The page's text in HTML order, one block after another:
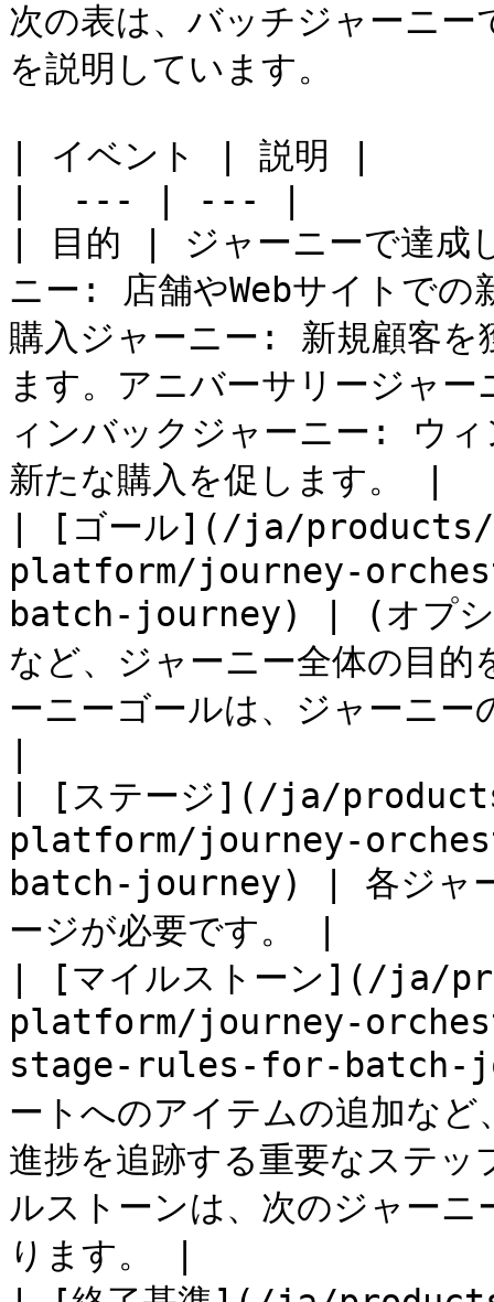
次の表は、バッチジャーニ
を説明しています。
| イベント | 説明 |
|  --- | --- |
| 目的 | ジャーニーで達成
ニー: 店舗やWebサイトでの
購入ジャーニー: 新規顧客を
ます。アニバーサリージャ
ィンバックジャーニー: ウィ
新たな購入を促します。 |
| [ゴール](/ja/
platform/journey-
batch-journey) | (オプシ
など、ジャーニー全体の目
ーニーゴールは、ジャーニ
| [ステージ](/ja/
platform/journey-
batch-journey) | 各ジャー
ージが必要です。 |
| [マイルストーン](/ja/
platform/journey-
stage-rules-for-batch-
ートへのアイテムの追加な
進捗を追跡する重要なステ
ルストーンは、次のジャー
ります。 |